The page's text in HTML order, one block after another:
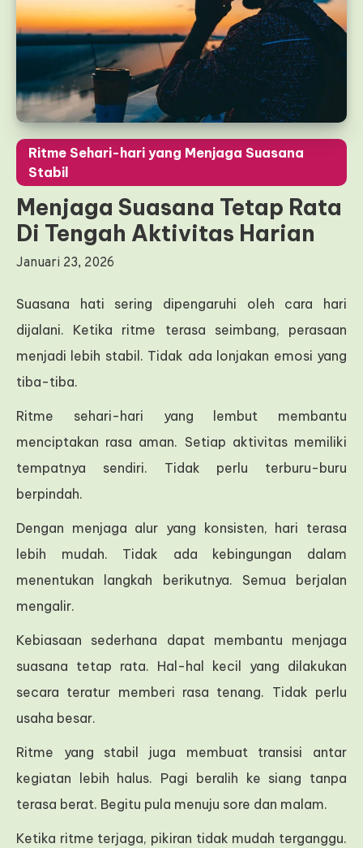
Ritme Sehari-hari yang Menjaga Suasana
Stabil
Menjaga Suasana Tetap Rata
Di Tengah Aktivitas Harian
Januari 23, 2026
Suasana hati sering dipengaruhi oleh cara hari
dijalani. Ketika ritme terasa seimbang, perasaan
menjadi lebih stabil. Tidak ada lonjakan emosi yang
tiba-tiba.
Ritme sehari-hari yang lembut membantu
menciptakan rasa aman. Setiap aktivitas memiliki
tempatnya sendiri. Tidak perlu terburu-buru
berpindah.
Dengan menjaga alur yang konsisten, hari terasa
lebih mudah. Tidak ada kebingungan dalam
menentukan langkah berikutnya. Semua berjalan
mengalir.
Kebiasaan sederhana dapat membantu menjaga
suasana tetap rata. Hal-hal kecil yang dilakukan
secara teratur memberi rasa tenang. Tidak perlu
usaha besar.
Ritme yang stabil juga membuat transisi antar
kegiatan lebih halus. Pagi beralih ke siang tanpa
terasa berat. Begitu pula menuju sore dan malam.
Ketika ritme terjaga, pikiran tidak mudah terganggu.